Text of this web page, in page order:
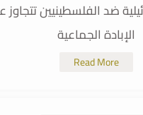
ضد الفلسطينيين تتجاوز
الإبادة الجماعية
Read More